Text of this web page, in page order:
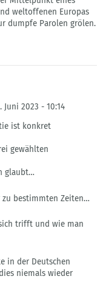
weltoffenen Europas
dumpfe Parolen grölen.
2023 - 10:14
ist konkret
gewählten
glaubt…
zu bestimmten Zeiten…
trifft und wie man
in der Deutschen
niemals wieder